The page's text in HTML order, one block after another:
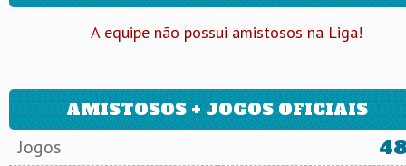
A equipe não possui amistosos na Liga!
AMISTOSOS + JOGOS OFICIAIS
Jogos